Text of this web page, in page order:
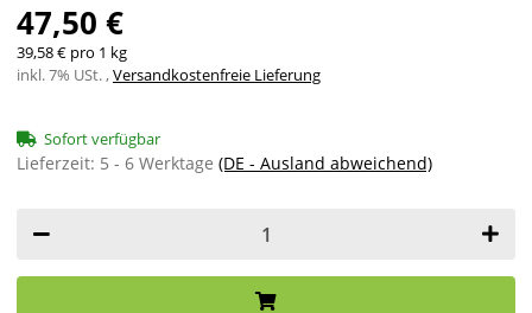
47,50 €
39,58 € pro 1 kg
inkl. 7% USt. ,Versandkostenfreie Lieferung
Sofort verfügbar
Lieferzeit: 5 - 6 Werktage (DE - Ausland abweichend)